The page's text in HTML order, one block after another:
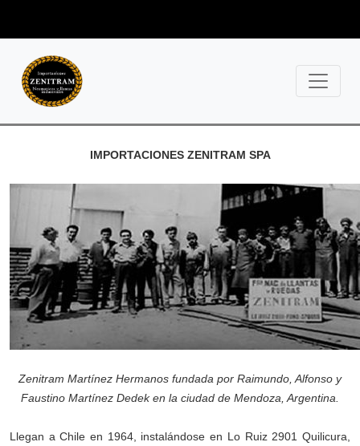
IMPORTACIONES ZENITRAM SPA
Zenitram Martínez Hermanos fundada por Raimundo, Alfonso y
Faustino Martínez Dedek en la ciudad de Mendoza, Argentina.
Llegan a Chile en 1964, instalándose en Lo Ruiz 2901 Quilicura,